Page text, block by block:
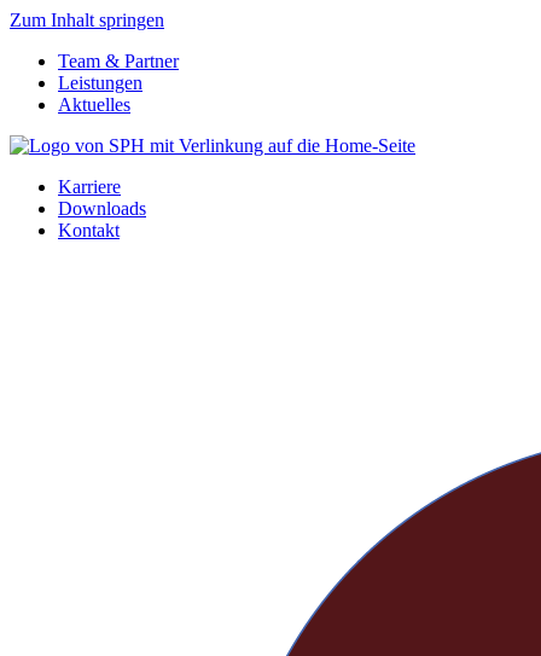
Zum Inhalt springen
Team & Partner
Leistungen
Aktuelles
Karriere
Downloads
Kontakt